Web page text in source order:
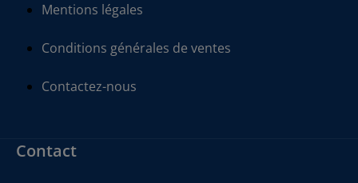
Mentions légales
Conditions générales de ventes
Contactez-nous
Contact